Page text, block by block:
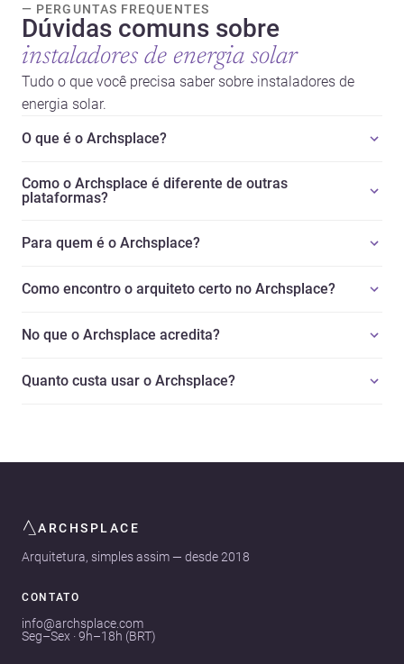
— PERGUNTAS FREQUENTES
Dúvidas comuns sobre
instaladores de energia solar
Tudo o que você precisa saber sobre instaladores de
energia solar.
O que é o Archsplace?
Como o Archsplace é diferente de outras
plataformas?
Para quem é o Archsplace?
Como encontro o arquiteto certo no Archsplace?
No que o Archsplace acredita?
Quanto custa usar o Archsplace?
ARCHSPLACE
Arquitetura, simples assim — desde 2018
CONTATO
info@archsplace.com
Seg–Sex · 9h–18h (BRT)